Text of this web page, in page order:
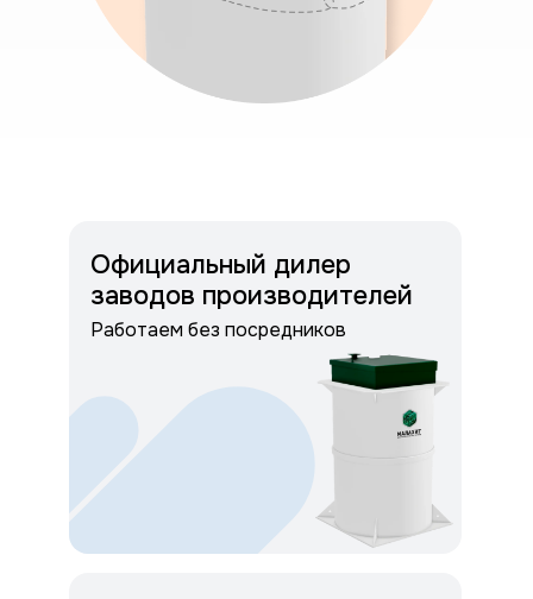
Официальный дилер
заводов производителей
Работаем без посредников